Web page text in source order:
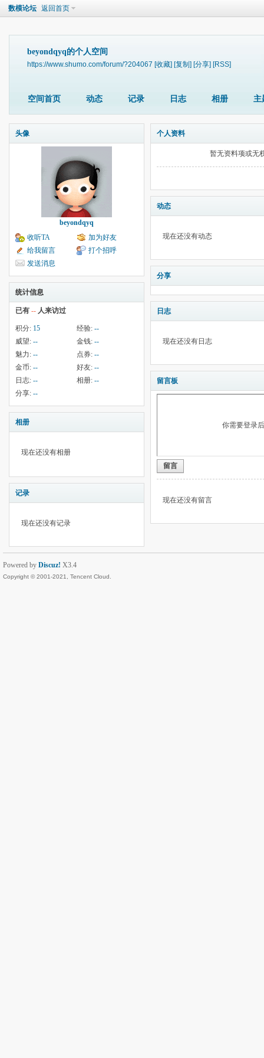
数模论坛 返回首页
beyondqyq的个人空间
https://www.shumo.com/forum/?204067 [收藏] [复制] [分享] [RSS]
空间首页 动态 记录 日志 相册 主
头像
beyondqyq
收听TA
加为好友
给我留言
打个招呼
发送消息
统计信息
已有 -- 人来访过
积分: 15 经验: --
威望: -- 金钱: --
魅力: -- 点券: --
金币: -- 好友: --
日志: -- 相册: --
分享: --
相册
现在还没有相册
记录
现在还没有记录
个人资料
暂无资料项或无
动态
现在还没有动态
分享
日志
现在还没有日志
留言板
你需要登录
留言
现在还没有留言
Powered by Discuz! X3.4
Copyright © 2001-2021, Tencent Cloud.